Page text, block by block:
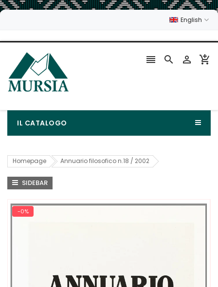
English
   
IL CATALOGO
Homepage Annuario filosofico n.18 / 2002
SIDEBAR
-0%